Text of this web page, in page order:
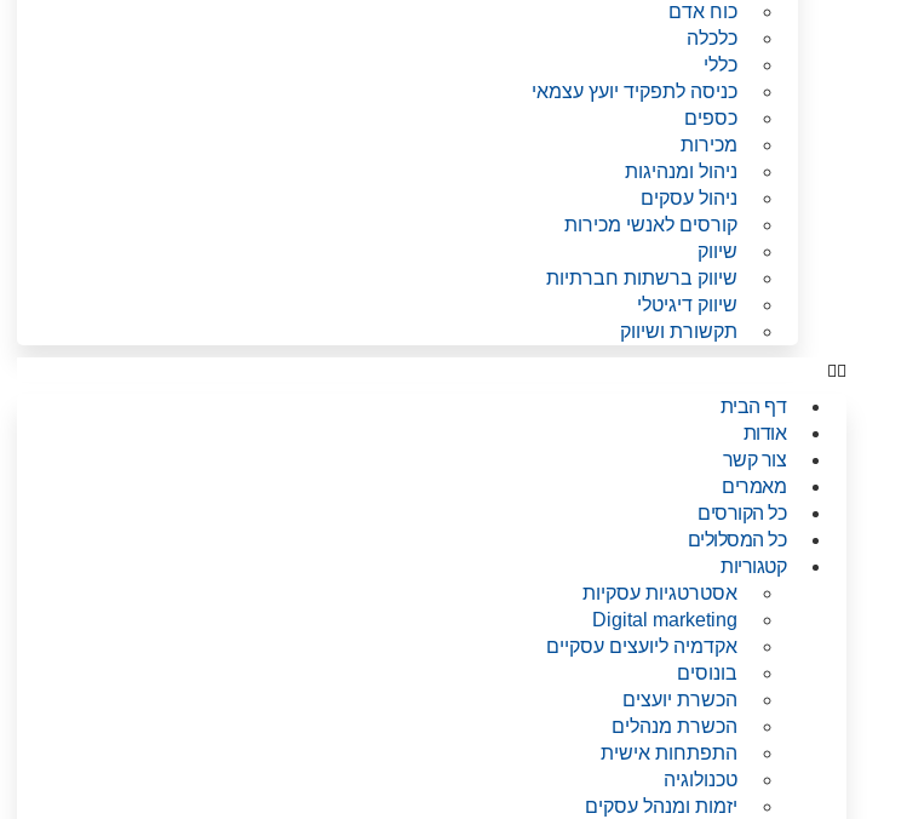
כוח אדם
כלכלה
כללי
כניסה לתפקיד יועץ עצמאי
כספים
מכירות
ניהול ומנהיגות
ניהול עסקים
קורסים לאנשי מכירות
שיווק
שיווק ברשתות חברתיות
שיווק דיגיטלי
תקשורת ושיווק
דף הבית
אודות
צור קשר
מאמרים
כל הקורסים
כל המסלולים
קטגוריות
אסטרטגיות עסקיות
Digital marketing
אקדמיה ליועצים עסקיים
בונוסים
הכשרת יועצים
הכשרת מנהלים
התפתחות אישית
טכנולוגיה
יזמות ומנהל עסקים